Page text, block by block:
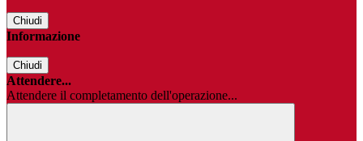
Chiudi
Informazione
Chiudi
Attendere...
Attendere il completamento dell'operazione...